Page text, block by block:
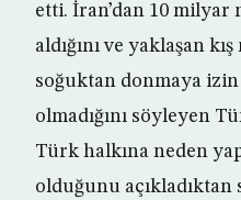
etti. İran’dan 10 milyar
aldığını ve yaklaşan
soğuktan donmaya
olmadığını söyleyen
Türk halkına neden
olduğunu